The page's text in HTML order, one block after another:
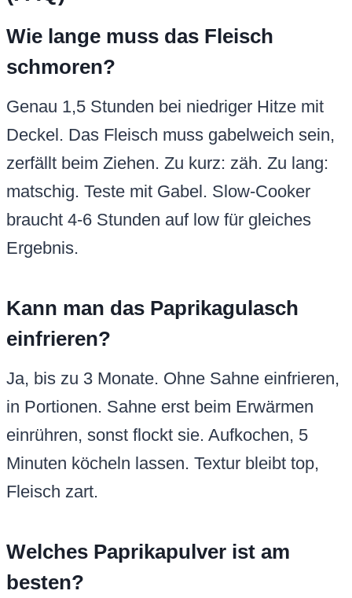
Wie lange muss das Fleisch
schmoren?
Genau 1,5 Stunden bei niedriger Hitze mit
Deckel. Das Fleisch muss gabelweich sein,
zerfällt beim Ziehen. Zu kurz: zäh. Zu lang:
matschig. Teste mit Gabel. Slow-Cooker
braucht 4-6 Stunden auf low für gleiches
Ergebnis.
Kann man das Paprikagulasch
einfrieren?
Ja, bis zu 3 Monate. Ohne Sahne einfrieren,
in Portionen. Sahne erst beim Erwärmen
einrühren, sonst flockt sie. Aufkochen, 5
Minuten köcheln lassen. Textur bleibt top,
Fleisch zart.
Welches Paprikapulver ist am
besten?